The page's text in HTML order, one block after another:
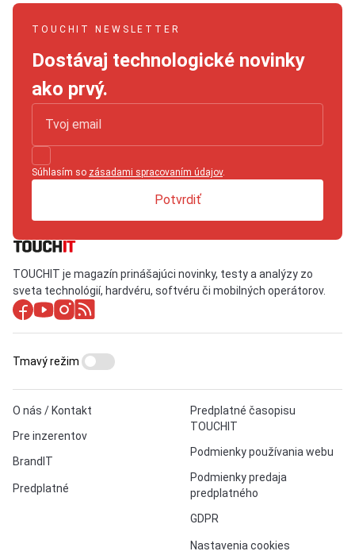
TOUCHIT NEWSLETTER
Dostávaj technologické novinky
ako prvý.
Súhlasím so zásadami spracovaním údajov.
Potvrdiť
TOUCHIT je magazín prinášajúci novinky, testy a analýzy zo
sveta technológií, hardvéru, softvéru či mobilných operátorov.
O nás / Kontakt
Pre inzerentov
BrandIT
Predplatné
Predplatné časopisu
TOUCHIT
Podmienky používania webu
Podmienky predaja
predplatného
GDPR
Nastavenia cookies
Tmavý režim